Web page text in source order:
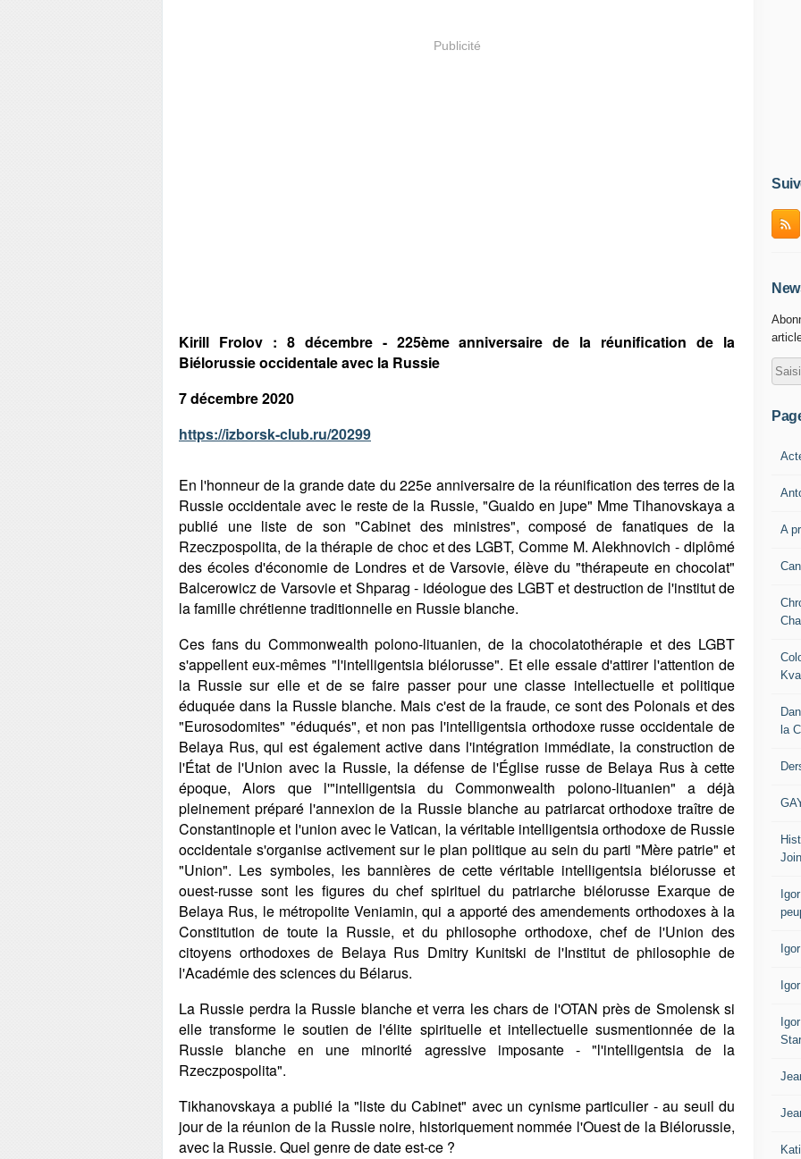
Publicité
Kirill Frolov : 8 décembre - 225ème anniversaire de la réunification de la
Biélorussie occidentale avec la Russie
7 décembre 2020
https://izborsk-club.ru/20299
En l'honneur de la grande date du 225e anniversaire de la réunification des terres de la
Russie occidentale avec le reste de la Russie, "Guaido en jupe" Mme Tihanovskaya a
publié une liste de son "Cabinet des ministres", composé de fanatiques de la
Rzeczpospolita, de la thérapie de choc et des LGBT, Comme M. Alekhnovich - diplômé
des écoles d'économie de Londres et de Varsovie, élève du "thérapeute en chocolat"
Balcerowicz de Varsovie et Shparag - idéologue des LGBT et destruction de l'institut de
la famille chrétienne traditionnelle en Russie blanche.
Ces fans du Commonwealth polono-lituanien, de la chocolatothérapie et des LGBT
s'appellent eux-mêmes "l'intelligentsia biélorusse". Et elle essaie d'attirer l'attention de
la Russie sur elle et de se faire passer pour une classe intellectuelle et politique
éduquée dans la Russie blanche. Mais c'est de la fraude, ce sont des Polonais et des
"Eurosodomites" "éduqués", et non pas l'intelligentsia orthodoxe russe occidentale de
Belaya Rus, qui est également active dans l'intégration immédiate, la construction de
l'État de l'Union avec la Russie, la défense de l'Église russe de Belaya Rus à cette
époque, Alors que l'"intelligentsia du Commonwealth polono-lituanien" a déjà
pleinement préparé l'annexion de la Russie blanche au patriarcat orthodoxe traître de
Constantinople et l'union avec le Vatican, la véritable intelligentsia orthodoxe de Russie
occidentale s'organise activement sur le plan politique au sein du parti "Mère patrie" et
"Union". Les symboles, les bannières de cette véritable intelligentsia biélorusse et
ouest-russe sont les figures du chef spirituel du patriarche biélorusse Exarque de
Belaya Rus, le métropolite Veniamin, qui a apporté des amendements orthodoxes à la
Constitution de toute la Russie, et du philosophe orthodoxe, chef de l'Union des
citoyens orthodoxes de Belaya Rus Dmitry Kunitski de l'Institut de philosophie de
l'Académie des sciences du Bélarus.
La Russie perdra la Russie blanche et verra les chars de l'OTAN près de Smolensk si
elle transforme le soutien de l'élite spirituelle et intellectuelle susmentionnée de la
Russie blanche en une minorité agressive imposante - "l'intelligentsia de la
Rzeczpospolita".
Tikhanovskaya a publié la "liste du Cabinet" avec un cynisme particulier - au seuil du
jour de la réunion de la Russie noire, historiquement nommée l'Ouest de la Biélorussie,
avec la Russie. Quel genre de date est-ce ?
A
la